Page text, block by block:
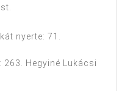
nyerte: 71.
Hegyiné Lukácsi